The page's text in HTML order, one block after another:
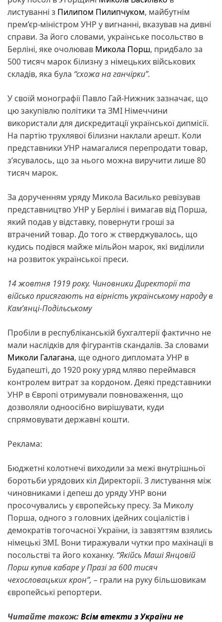
листуванні з Пилипом Пилипчуком, майбутнім
прем’єр-міністром УНР у вигнанні, вказував на дивні
справи. За його словами, українське посольство в
Берліні, яке очолював Микола Порш, придбало за
500 тисяч марок білизну з німецьких військових
складів, яка була “схожа на ганчірки”.
У своїй монографії Павло Гай-Нижник зазначає, що
цю закупівлю політики та ЗМІ Німеччини
використали для дискредитації української дипмісії.
На партію трухлявої білизни наклали арешт. Коли
представники УНР намагалися перепродати товар,
з’ясувалось, що за нього можна виручити лише 80
тисяч марок.
За дорученням уряду Микола Василько ревізував
представництво УНР у Берліні і вимагав від Порша,
який подав у відставку, повернути гроші за
втрачений товар. До того ж стверджувалось, що
кудись подівся майже мільйон марок, які виділили
на розвиток української преси.
14 жовтня 1919 року. Чиновники Директорії та
військо присягають на вірність українському народу в
Кам’янці-Подільському
Пробіли в республіканській бухгалтерії фактично не
мали наслідків для фігурантів скандалів. За словами
Миколи Галагана, ще одного дипломата УНР в
Будапешті, до 1920 року уряд мляво переймався
контролем витрат за кордоном. Деякі представники
УНР в Європі отримували повноваження, що
дозволяли одноосібно вирішувати, куди
спрямовувати державні кошти.
Реклама:
Бюджетні колотнечі виходили за межі внутрішньої
боротьби урядових кіл Директорії. З листування між
чиновниками і депеш до уряду УНР вони
просочувались у європейську пресу. За Миколу
Порша, одного з головних ідейних соціалістів і
демократів тогочасної України, із завзяттям взялись
німецькі ЗМІ. Вони тиражували чутки про махінації в
посольстві та його коханку. “Якійсь Маші Янцовій
Порш купив кабаре у Празі за 600 тисяч
чехословацьких крон”, – грали на руку більшовикам
європейські репортери.
Читайте також:Всім втекти з України не